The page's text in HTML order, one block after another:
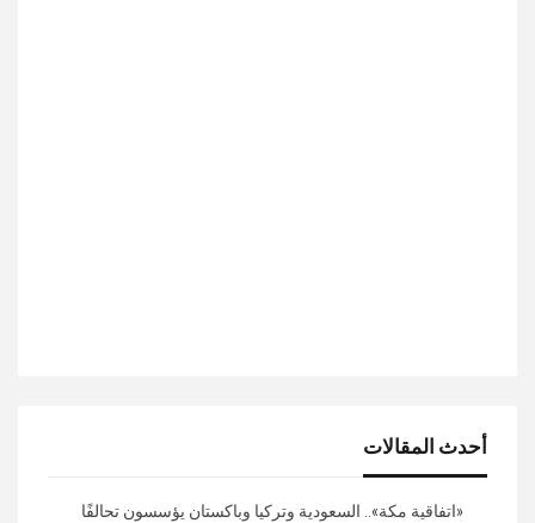
أحدث المقالات
«اتفاقية مكة».. السعودية وتركيا وباكستان يؤسسون تحالفًا